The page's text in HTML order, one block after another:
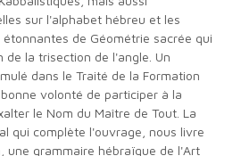
sur l'alphabet hébreu et les
de Géométrie sacrée qui
de la trisection de l'angle. Un
dans le Traité de la Formation
volonté de participer à la
le Nom du Maître de Tout. La
qui complète l'ouvrage, nous livre
une grammaire hébraïque de l'Art